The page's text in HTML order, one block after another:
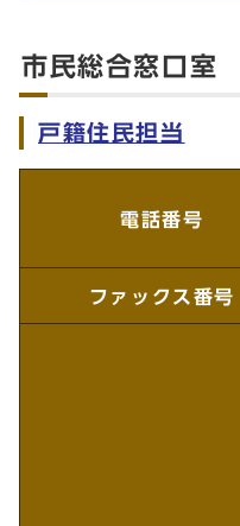
市民総合窓口室
戸籍住民担当
電話番号
ファックス番号